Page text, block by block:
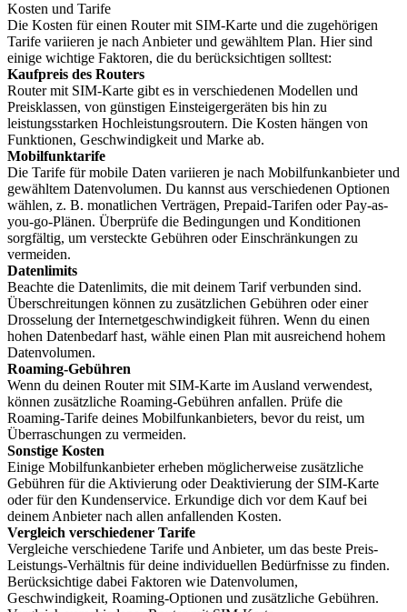
Kosten und Tarife
Die Kosten für einen Router mit SIM-Karte und die zugehörigen
Tarife variieren je nach Anbieter und gewähltem Plan. Hier sind
einige wichtige Faktoren, die du berücksichtigen solltest:
Kaufpreis des Routers
Router mit SIM-Karte gibt es in verschiedenen Modellen und
Preisklassen, von günstigen Einsteigergeräten bis hin zu
leistungsstarken Hochleistungsroutern. Die Kosten hängen von
Funktionen, Geschwindigkeit und Marke ab.
Mobilfunktarife
Die Tarife für mobile Daten variieren je nach Mobilfunkanbieter und
gewähltem Datenvolumen. Du kannst aus verschiedenen Optionen
wählen, z. B. monatlichen Verträgen, Prepaid-Tarifen oder Pay-as-
you-go-Plänen. Überprüfe die Bedingungen und Konditionen
sorgfältig, um versteckte Gebühren oder Einschränkungen zu
vermeiden.
Datenlimits
Beachte die Datenlimits, die mit deinem Tarif verbunden sind.
Überschreitungen können zu zusätzlichen Gebühren oder einer
Drosselung der Internetgeschwindigkeit führen. Wenn du einen
hohen Datenbedarf hast, wähle einen Plan mit ausreichend hohem
Datenvolumen.
Roaming-Gebühren
Wenn du deinen Router mit SIM-Karte im Ausland verwendest,
können zusätzliche Roaming-Gebühren anfallen. Prüfe die
Roaming-Tarife deines Mobilfunkanbieters, bevor du reist, um
Überraschungen zu vermeiden.
Sonstige Kosten
Einige Mobilfunkanbieter erheben möglicherweise zusätzliche
Gebühren für die Aktivierung oder Deaktivierung der SIM-Karte
oder für den Kundenservice. Erkundige dich vor dem Kauf bei
deinem Anbieter nach allen anfallenden Kosten.
Vergleich verschiedener Tarife
Vergleiche verschiedene Tarife und Anbieter, um das beste Preis-
Leistungs-Verhältnis für deine individuellen Bedürfnisse zu finden.
Berücksichtige dabei Faktoren wie Datenvolumen,
Geschwindigkeit, Roaming-Optionen und zusätzliche Gebühren.